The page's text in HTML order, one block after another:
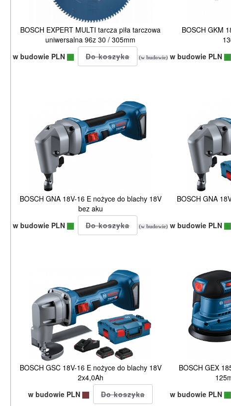
BOSCH EXPERT MULTI tarcza piła tarczowa
uniwersalna 96z 30 / 305mm
w budowie PLN
(w budowie)
BOSCH GKM
w budowie PLN
BOSCH GNA 18V-16 E nożyce do blachy 18V
bez aku
w budowie PLN
(w budowie)
BOSCH GNA
w budowie PLN
BOSCH GSC 18V-16 E nożyce do blachy 18V
2x4,0Ah
w budowie PLN
BOSCH GEX
w budowie PLN